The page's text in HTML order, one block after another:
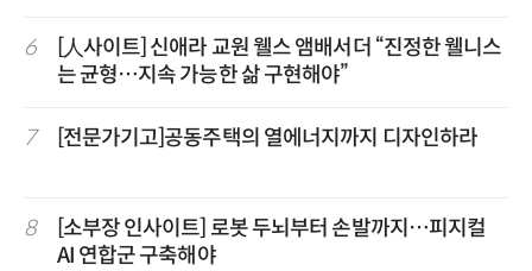
6
[人사이트] 신애라 교원 웰스 앰배서더 “진정한 웰니스
는 균형…지속 가능한 삶 구현해야”
7 [전문가기고]공동주택의 열에너지까지 디자인하라
8
[소부장 인사이트] 로봇 두뇌부터 손발까지…피지컬
AI 연합군 구축해야